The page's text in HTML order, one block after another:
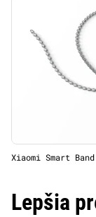
Xiaomi Smart
Lepšia